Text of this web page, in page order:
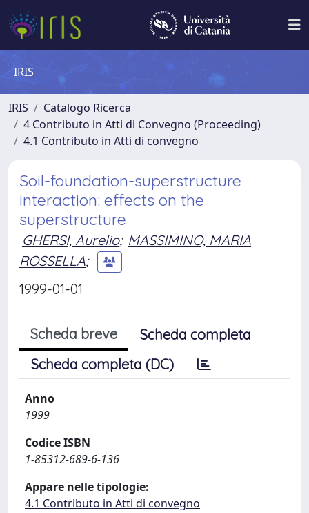
IRIS
IRIS
Catalogo Ricerca
4 Contributo in Atti di Convegno (Proceeding)
4.1 Contributo in Atti di convegno
Soil-foundation-superstructure
interaction: effects on the
superstructure
GHERSI, Aurelio; MASSIMINO, MARIA
ROSSELLA;
1999-01-01
Scheda breve
Scheda completa
Scheda completa (DC)
Anno
1999
Codice ISBN
1-85312-689-6-136
Appare nelle tipologie:
4.1 Contributo in Atti di convegno